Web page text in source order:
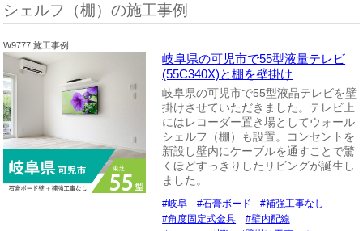
シェルフ（棚）の施工事例
W9777 施工事例
岐阜県の可児市で55型液量テレビ
(55C340X)と棚を壁掛け
岐阜県の可児市で55型液晶テレビを壁
掛けさせていただきました。テレビ上
にはレコーダー置き場としてウォール
シェルフ（棚）も設置。コンセントを
新設し壁内にケーブルを通すことで驚
くほどすっきりしたリビングが誕生し
ました。
岐阜 石膏ボード
補強工事なし
角度固定式金具
壁内配線